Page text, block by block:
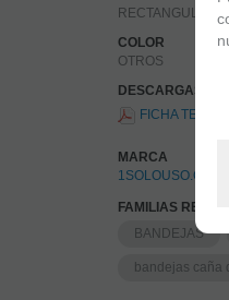
RECTANGULAR
COLOR
OTROS
DESCARGAS
FICHA
MARCA
1SOLOUSO.COM ®
FAMILIAS
BANDEJAS
bandejas caña